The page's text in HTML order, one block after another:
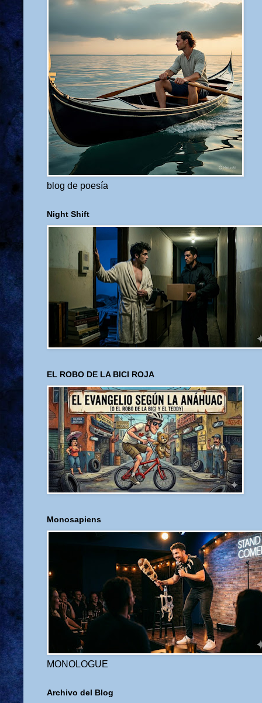
blog de poesía
Night Shift
EL ROBO DE LA BICI ROJA
Monosapiens
MONOLOGUE
Archivo del Blog